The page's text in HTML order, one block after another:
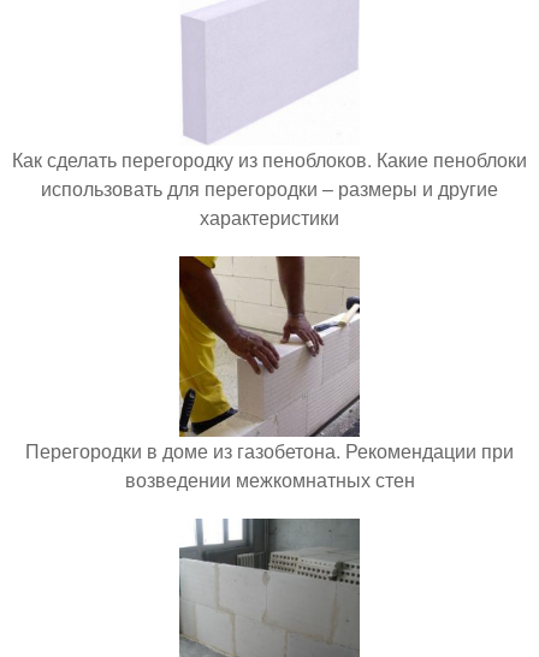
Как сделать перегородку из пеноблоков. Какие пеноблоки
использовать для перегородки – размеры и другие
характеристики
Перегородки в доме из газобетона. Рекомендации при
возведении межкомнатных стен